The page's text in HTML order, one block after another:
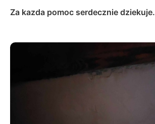
Za kazda pomoc serdecznie dziekuje.